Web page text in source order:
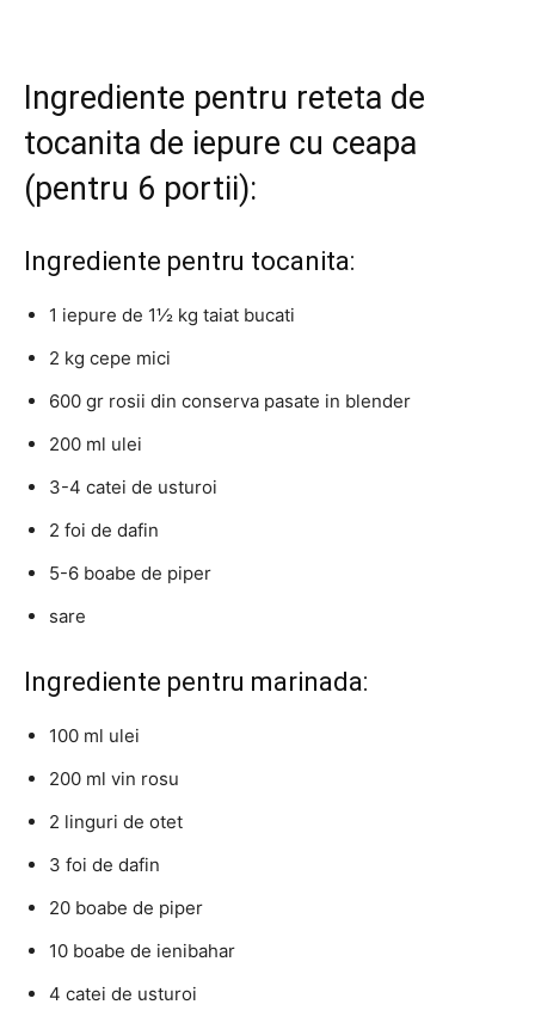
Ingrediente pentru reteta de
tocanita de iepure cu ceapa
(pentru 6 portii):
Ingrediente pentru tocanita:
1 iepure de 1½ kg taiat bucati
2 kg cepe mici
600 gr rosii din conserva pasate in blender
200 ml ulei
3-4 catei de usturoi
2 foi de dafin
5-6 boabe de piper
sare
Ingrediente pentru marinada:
100 ml ulei
200 ml vin rosu
2 linguri de otet
3 foi de dafin
20 boabe de piper
10 boabe de ienibahar
4 catei de usturoi